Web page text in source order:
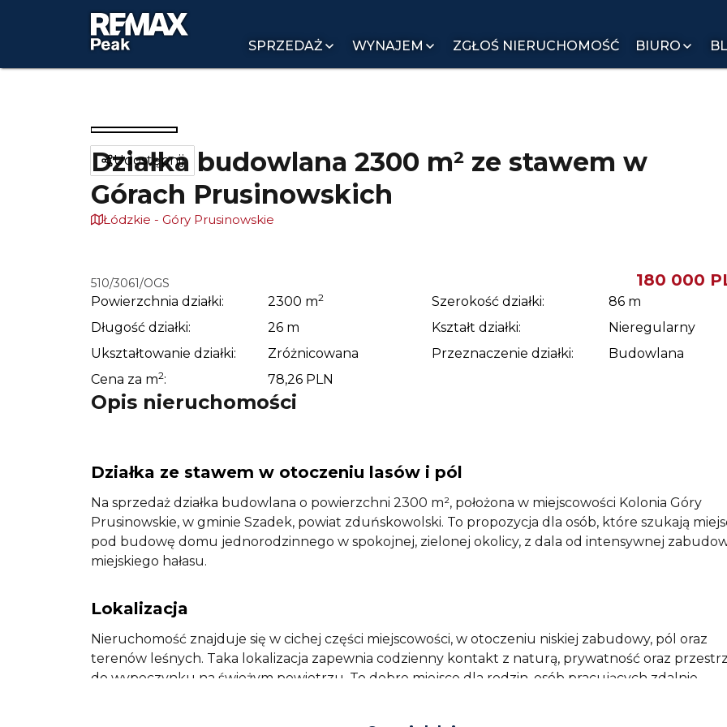
SPRZEDAŻ WYNAJEM ZGŁOŚ NIERUCHOMOŚĆ BIURO
Udostępnij
Działka budowlana 2300 m² ze stawem w
Górach Prusinowskich
Łódzkie - Góry Prusinowskie
510/3061/OGS 180 000
Powierzchnia działki: 2300 m2 Szerokość działki: 86 m
Długość działki:
26 m Kształt działki:
Nieregularny
Ukształtowanie działki:
Zróżnicowana Przeznaczenie działki:
Budowlana
Cena za m2: 78,26 PLN
Opis nieruchomości
Działka ze stawem w otoczeniu lasów i pól
Na sprzedaż działka budowlana o powierzchni 2300 m², położona w miejscowości Kolonia Góry
Prusinowskie, w gminie Szadek, powiat zduńskowolski. To propozycja dla osób, które szukają
pod budowę domu jednorodzinnego w spokojnej, zielonej okolicy, z dala od intensywnej
miejskiego hałasu.
Lokalizacja
Nieruchomość znajduje się w cichej części miejscowości, w otoczeniu niskiej zabudowy, pól oraz
terenów leśnych. Taka lokalizacja zapewnia codzienny kontakt z naturą, prywatność oraz
do wypoczynku na świeżym powietrzu. To dobre miejsce dla rodzin, osób pracujących zdalnie,